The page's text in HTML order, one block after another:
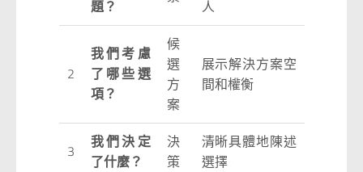
題？
人
2
我們考慮
了哪些選
項？
候
選
方
案
展示解決方案空
間和權衡
3
我們決定
了什麼？
決
策
清晰具體地陳述
選擇